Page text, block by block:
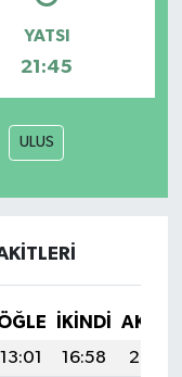
YATSI
21:45
ULUS
İKINDI
13:01 16:58
20:22